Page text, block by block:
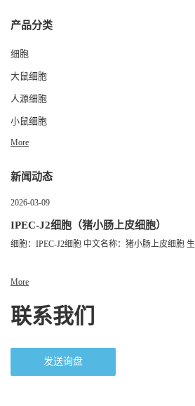
产品分类
细胞
大鼠细胞
人源细胞
小鼠细胞
More
新闻动态
2026-03-09
IPEC-J2细胞（猪小肠上皮细胞）
细胞：IPEC-J2细胞 中文名称：猪小肠上皮细胞
More
联系我们
发送询盘